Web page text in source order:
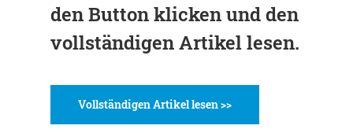
den Button klicken und den
vollständigen Artikel lesen.
Vollständigen Artikel lesen >>